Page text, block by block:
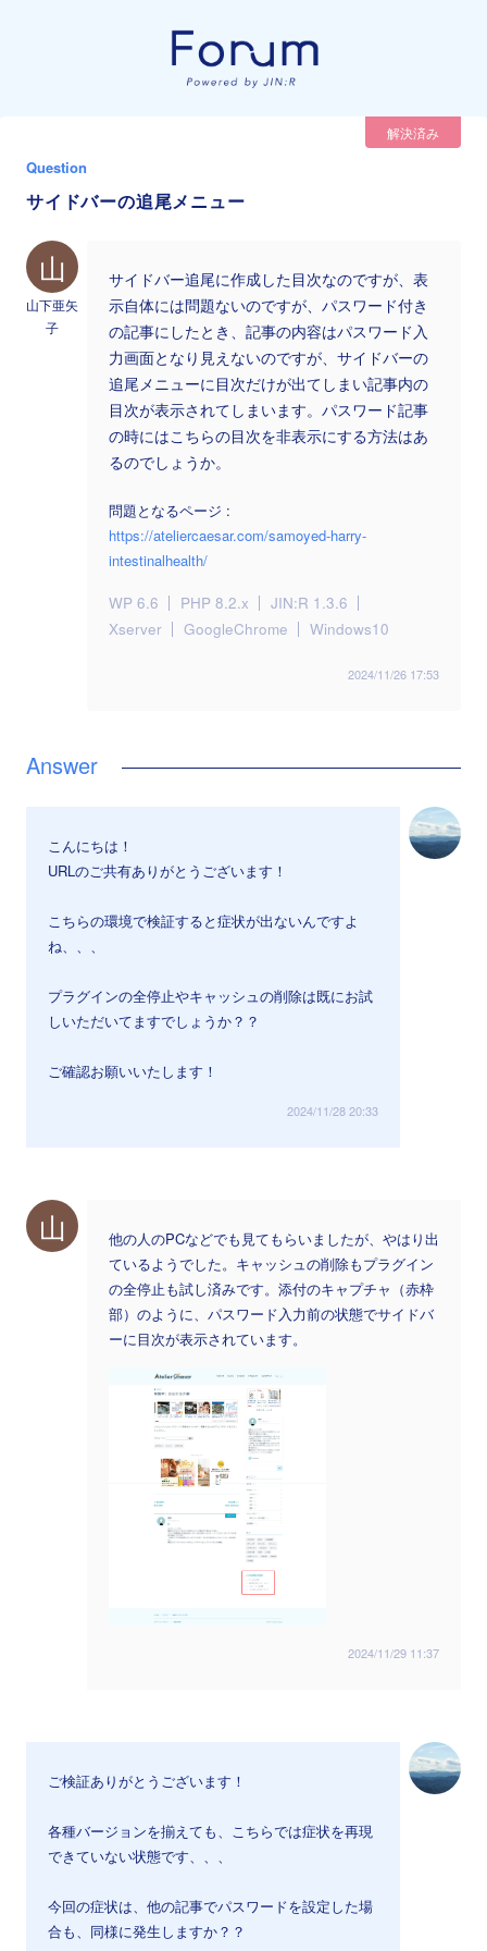
解決済み
Question
サイドバーの追尾メニュー
山
山下亜矢
子
サイドバー追尾に作成した目次なのですが、表
示自体には問題ないのですが、パスワード付き
の記事にしたとき、記事の内容はパスワード入
力画面となり見えないのですが、サイドバーの
追尾メニューに目次だけが出てしまい記事内の
目次が表示されてしまいます。パスワード記事
の時にはこちらの目次を非表示にする方法はあ
るのでしょうか。
問題となるページ :
https://ateliercaesar.com/samoyed-harry-
intestinalhealth/
WP 6.6 PHP 8.2.x
JIN:R 1.3.6
Xserver
GoogleChrome Windows10
2024/11/26 17:53
こんにちは！
URLのご共有ありがとうございます！
こちらの環境で検証すると症状が出ないんですよ
ね、、、
プラグインの全停止やキャッシュの削除は既にお試
しいただいてますでしょうか？？
ご確認お願いいたします！
2024/11/28 20:33
山
他の人のPCなどでも見てもらいましたが、やはり出
ているようでした。キャッシュの削除もプラグイン
の全停止も試し済みです。添付のキャプチャ（赤枠
部）のように、パスワード入力前の状態でサイドバ
ーに目次が表示されています。
2024/11/29 11:37
ご検証ありがとうございます！
各種バージョンを揃えても、こちらでは症状を再現
できていない状態です、、、
今回の症状は、他の記事でパスワードを設定した場
合も、同様に発生しますか？？